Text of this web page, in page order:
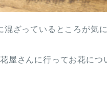
混ざっているところが気
屋さんに行ってお花につ